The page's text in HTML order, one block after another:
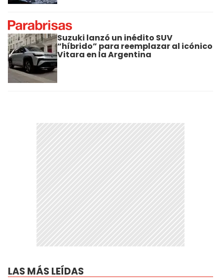
Suzuki lanzó un inédito SUV
“híbrido” para reemplazar al icónico
Vitara en la Argentina
LAS MÁS LEÍDAS